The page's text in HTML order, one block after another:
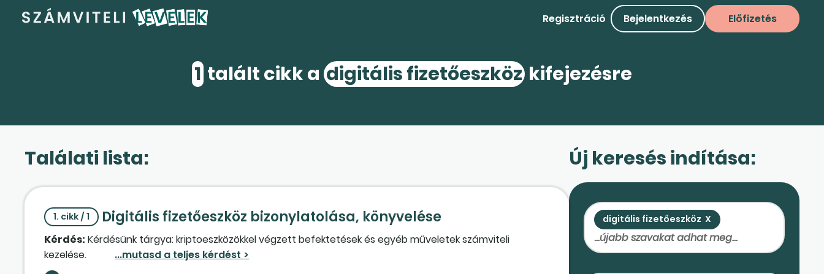
Regisztráció Bejelentkezés Előfizetés
1 talált cikk a digitális fizetőeszköz kifejezésre
Találati lista:
1. cikk / 1 Digitális fizetőeszköz bizonylatolása, könyvelése
Kérdés: Kérdésünk tárgya: kriptoeszközökkel végzett befektetések és egyéb műveletek számviteli
kezelése.
Új keresés indítása:
digitális fizetőeszközX